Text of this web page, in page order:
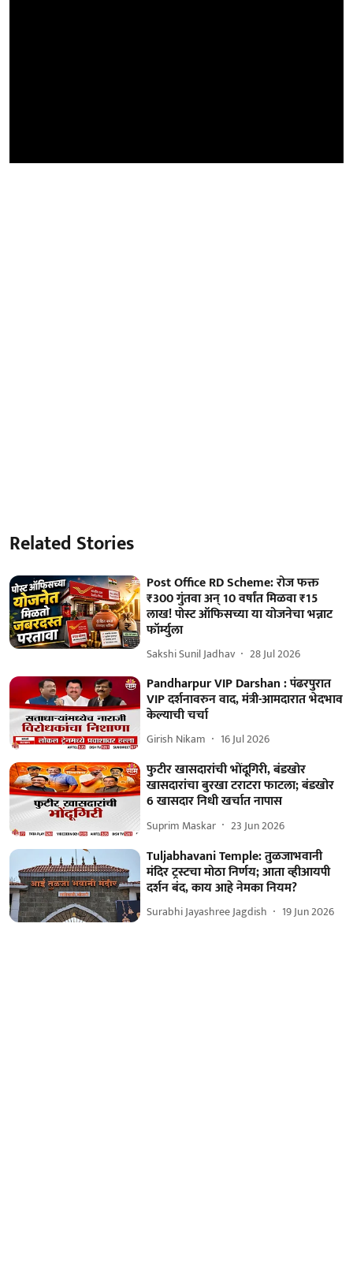
Related Stories
Post Office RD Scheme: रोज फक्त
₹300 गुंतवा अन् 10 वर्षांत मिळवा ₹15
लाख! पोस्ट ऑफिसच्या या योजनेचा भन्नाट
फॉर्म्युला
Sakshi Sunil Jadhav 28 Jul 2026
Pandharpur VIP Darshan : पंढरपुरात
VIP दर्शनावरुन वाद, मंत्री-आमदारात भेदभाव
केल्याची चर्चा
Girish Nikam 16 Jul 2026
फुटीर खासदारांची भोंदूगिरी, बंडखोर
खासदारांचा बुरखा टराटरा फाटला; बंडखोर
6 खासदार निधी खर्चात नापास
Suprim Maskar 23 Jun 2026
Tuljabhavani Temple: तुळजाभवानी
मंदिर ट्रस्टचा मोठा निर्णय; आता व्हीआयपी
दर्शन बंद, काय आहे नेमका नियम?
Surabhi Jayashree Jagdish 19 Jun 2026